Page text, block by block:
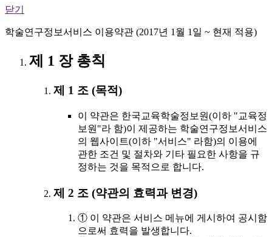
닫기
학술연구정보서비스 이용약관 (2017년 1월 1일 ~ 현재 적용)
제 1 장 총칙
제 1 조 (목적)
이 약관은 한국교육학술정보원(이하 "교육정
보원"라 함)이 제공하는 학술연구정보서비스
의 웹사이트(이하 "서비스" 라함)의 이용에
관한 조건 및 절차와 기타 필요한 사항을 규
정하는 것을 목적으로 합니다.
제 2 조 (약관의 효력과 변경)
① 이 약관은 서비스 메뉴에 게시하여 공시함
으로써 효력을 발생합니다.